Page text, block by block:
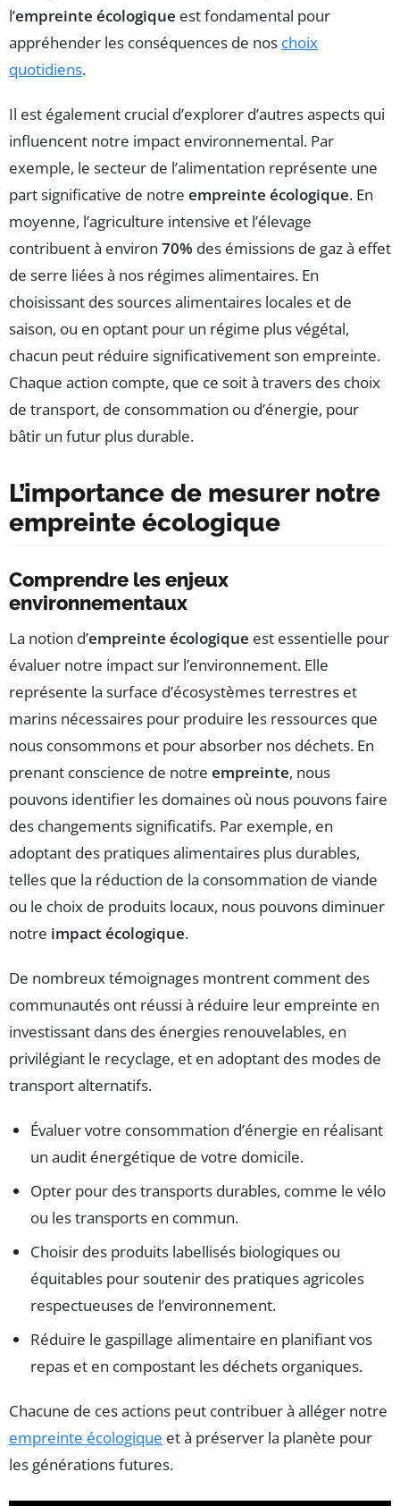
l’empreinte écologique est fondamental pour
appréhender les conséquences de nos choix
quotidiens.
Il est également crucial d’explorer d’autres aspects qui
influencent notre impact environnemental. Par
exemple, le secteur de l’alimentation représente une
part significative de notre empreinte écologique. En
moyenne, l’agriculture intensive et l’élevage
contribuent à environ 70% des émissions de gaz à effet
de serre liées à nos régimes alimentaires. En
choisissant des sources alimentaires locales et de
saison, ou en optant pour un régime plus végétal,
chacun peut réduire significativement son empreinte.
Chaque action compte, que ce soit à travers des choix
de transport, de consommation ou d’énergie, pour
bâtir un futur plus durable.
L’importance de mesurer notre
empreinte écologique
Comprendre les enjeux
environnementaux
La notion d’empreinte écologique est essentielle pour
évaluer notre impact sur l’environnement. Elle
représente la surface d’écosystèmes terrestres et
marins nécessaires pour produire les ressources que
nous consommons et pour absorber nos déchets. En
prenant conscience de notre empreinte, nous
pouvons identifier les domaines où nous pouvons faire
des changements significatifs. Par exemple, en
adoptant des pratiques alimentaires plus durables,
telles que la réduction de la consommation de viande
ou le choix de produits locaux, nous pouvons diminuer
notre impact écologique.
De nombreux témoignages montrent comment des
communautés ont réussi à réduire leur empreinte en
investissant dans des énergies renouvelables, en
privilégiant le recyclage, et en adoptant des modes de
transport alternatifs.
Évaluer votre consommation d’énergie en réalisant
un audit énergétique de votre domicile.
Opter pour des transports durables, comme le vélo
ou les transports en commun.
Choisir des produits labellisés biologiques ou
équitables pour soutenir des pratiques agricoles
respectueuses de l’environnement.
Réduire le gaspillage alimentaire en planifiant vos
repas et en compostant les déchets organiques.
Chacune de ces actions peut contribuer à alléger notre
empreinte écologique et à préserver la planète pour
les générations futures.